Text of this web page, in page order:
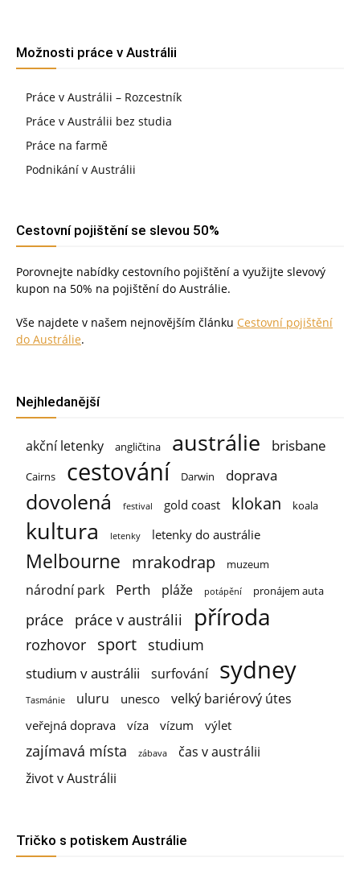
Možnosti práce v Austrálii
Práce v Austrálii – Rozcestník
Práce v Austrálii bez studia
Práce na farmě
Podnikání v Austrálii
Cestovní pojištění se slevou 50%
Porovnejte nabídky cestovního pojištění a využijte slevový
kupon na 50% na pojištění do Austrálie.
Vše najdete v našem nejnovějším článku Cestovní pojištění
do Austrálie.
Nejhledanější
akční letenky angličtina austrálie brisbane
Cairns cestování Darwin doprava
dovolená festival gold coast klokan koala
kultura letenky letenky do austrálie
Melbourne mrakodrap muzeum
národní park Perth pláže potápění pronájem auta
práce práce v austrálii příroda
rozhovor sport studium
studium v austrálii surfování sydney
Tasmánie uluru unesco velký bariérový útes
veřejná doprava víza vízum výlet
zajímavá místa zábava
čas v austrálii
život v Austrálii
Tričko s potiskem Austrálie